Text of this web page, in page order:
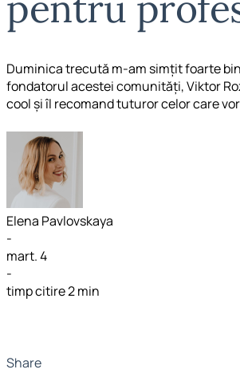
Duminica trecută m-am simțit foarte
fondatorul acestei comunități, Viktor
cool și îl recomand tuturor celor care
Elena Pavlovskaya
-
mart. 4
-
timp citire 2 min
Share